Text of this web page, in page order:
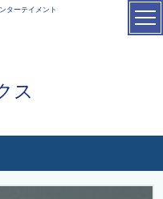
ターテイメント
ス